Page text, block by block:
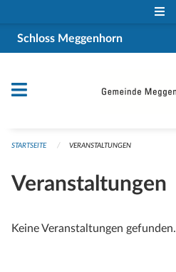
Schloss Meggenhorn
STARTSEITE VERANSTALTUNGEN
Veranstaltungen
Keine Veranstaltungen gefunden.